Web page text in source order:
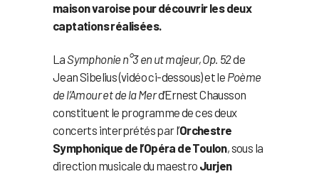
maison varoise pour découvrir les deux
captations réalisées.
La Symphonie n°3 en ut majeur, Op. 52de
Jean Sibelius (vidéo ci-dessous) et le Poème
de l’Amour et de la Merd’Ernest Chausson
constituent le programme de ces deux
concerts interprétés par l’Orchestre
Symphonique de l’Opéra de Toulon, sous la
direction musicale du maestro Jurjen